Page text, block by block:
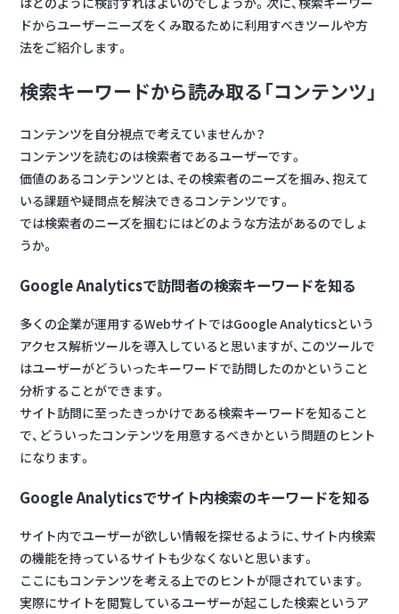
ドからユーザーニーズをくみ取るために利用すべきツールや方
法をご紹介します。
検索キーワードから読み取る「コンテンツ」
コンテンツを自分視点で考えていませんか？
コンテンツを読むのは検索者であるユーザーです。
価値のあるコンテンツとは、その検索者のニーズを掴み、抱えて
いる課題や疑問点を解決できるコンテンツです。
では検索者のニーズを掴むにはどのような方法があるのでしょ
うか。
Google Analyticsで訪問者の検索キーワードを知る
多くの企業が運用するWebサイトではGoogle Analyticsという
アクセス解析ツールを導入していると思いますが、このツールで
はユーザーがどういったキーワードで訪問したのかということ
分析することができます。
サイト訪問に至ったきっかけである検索キーワードを知ること
で、どういったコンテンツを用意するべきかという問題のヒント
になります。
Google Analyticsでサイト内検索のキーワードを知る
サイト内でユーザーが欲しい情報を探せるように、サイト内検索
の機能を持っているサイトも少なくないと思います。
ここにもコンテンツを考える上でのヒントが隠されています。
実際にサイトを閲覧しているユーザーが起こした検索というア